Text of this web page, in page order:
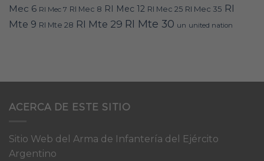
Mec 6 RI Mec 7 RI Mec 8 RI Mec 12 RI Mec 25 RI Mec 35 RI
Mte 9 RI Mte 28 RI Mte 29 RI Mte 30 un united nation
ACERCA DE ESTE SITIO
Sitio Web del Arma de Infantería del Ejército
Argentino